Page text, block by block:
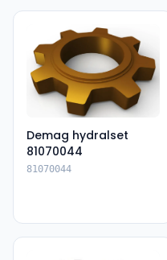
Demag hydralset
81070044
81070044